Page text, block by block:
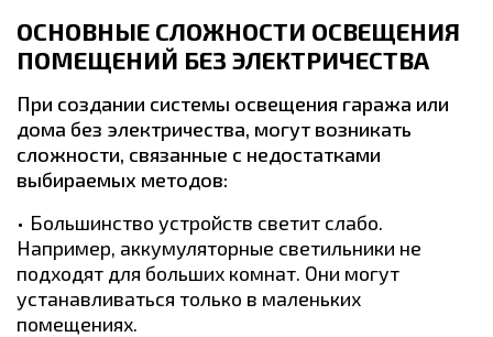
ОСНОВНЫЕ СЛОЖНОСТИ ОСВЕЩЕНИЯ
ПОМЕЩЕНИЙ БЕЗ ЭЛЕКТРИЧЕСТВА
При создании системы освещения гаража или
дома без электричества, могут возникать
сложности, связанные с недостатками
выбираемых методов:
Большинство устройств светит слабо.
Например, аккумуляторные светильники не
подходят для больших комнат. Они могут
устанавливаться только в маленьких
помещениях.